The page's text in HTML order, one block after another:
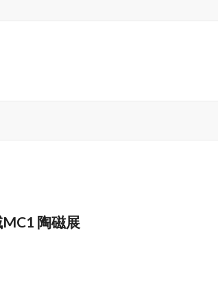
陶磁展